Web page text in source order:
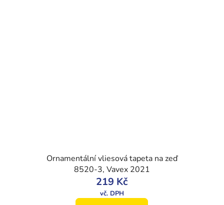
Ornamentální vliesová tapeta na zeď
8520-3, Vavex 2021
219 Kč